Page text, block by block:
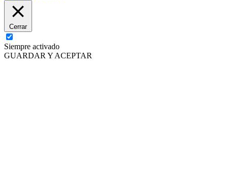
Cerrar
Siempre activado
GUARDAR Y ACEPTAR